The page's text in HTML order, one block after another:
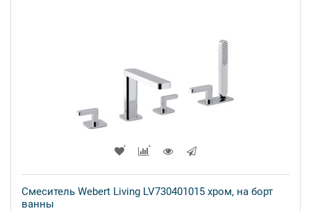
Смеситель Webert Living LV730401015 хром, на борт
ванны